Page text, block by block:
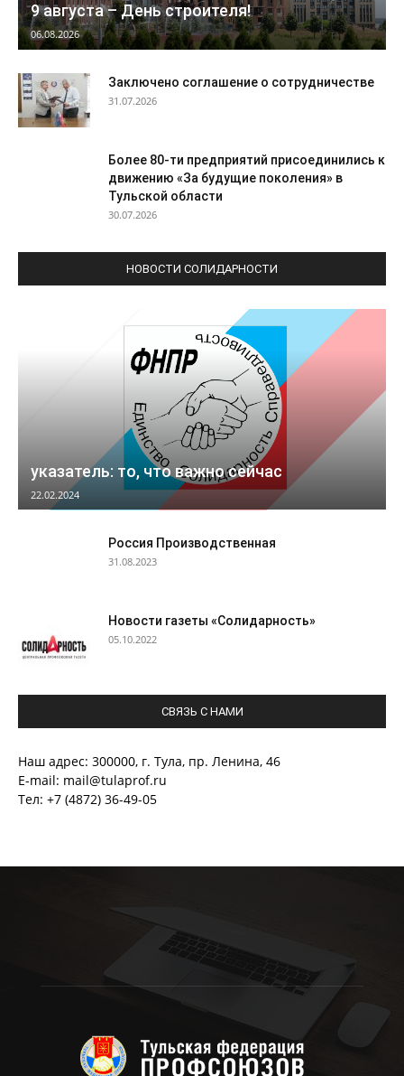
9 августа – День строителя!
06.08.2026
Заключено соглашение о сотрудничестве
31.07.2026
Более 80-ти предприятий присоединились к
движению «За будущие поколения» в
Тульской области
30.07.2026
НОВОСТИ СОЛИДАРНОСТИ
указатель: то, что важно сейчас
22.02.2024
Россия Производственная
31.08.2023
Новости газеты «Солидарность»
05.10.2022
СВЯЗЬ С НАМИ
Наш адрес: 300000, г. Тула, пр. Ленина, 46
E-mail: mail@tulaprof.ru
Тел: +7 (4872) 36-49-05